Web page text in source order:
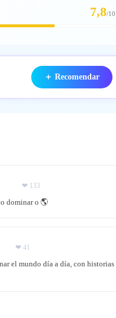
7,8/10
＋ Recomendar
❤ 133
dominar o 🌎
❤ 41
el mundo día a día, con historias